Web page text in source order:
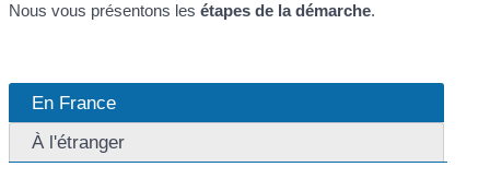
Nous vous présentons lesétapes de la démarche.
En France
À l'étranger